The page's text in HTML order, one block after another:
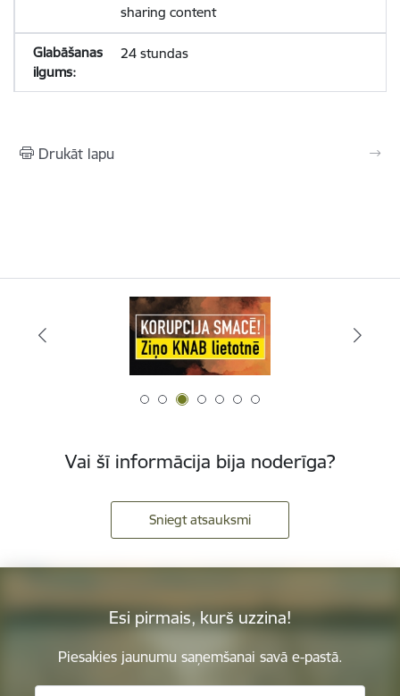
sharing content
24 stundas
Drukāt lapu
Vai šī informācija bija noderīga?
Sniegt atsauksmi
Esi pirmais, kurš uzzina!
Piesakies jaunumu saņemšanai savā e-pastā.